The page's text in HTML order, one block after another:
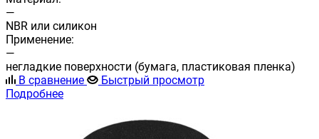
—
NBR или силикон
Применение:
—
негладкие поверхности (бумага, пластиковая пленка)
В сравнение
Быстрый просмотр
Подробнее